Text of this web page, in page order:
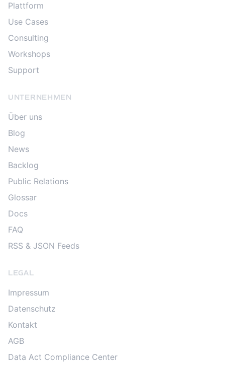
Plattform
Use Cases
Consulting
Workshops
Support
UNTERNEHMEN
Über uns
Blog
News
Backlog
Public Relations
Glossar
Docs
FAQ
RSS & JSON Feeds
LEGAL
Impressum
Datenschutz
Kontakt
AGB
Data Act Compliance Center